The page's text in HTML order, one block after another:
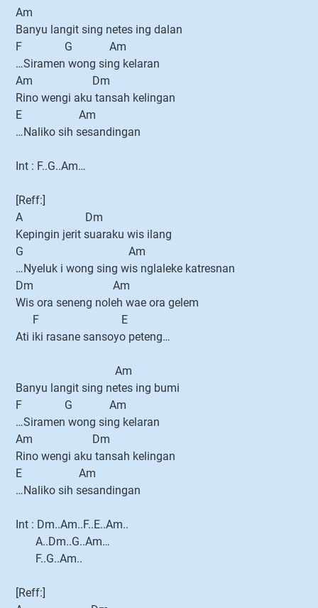
Am
Banyu langit sing netes ing dalan
F G Am
…Siramen wong sing kelaran
Am Dm
Rino wengi aku tansah kelingan
E Am
…Naliko sih sesandingan
Int : F..G..Am…
[Reff:]
A Dm
Kepingin jerit suaraku wis ilang
G Am
…Nyeluk i wong sing wis nglaleke katresnan
Dm Am
Wis ora seneng noleh wae ora gelem
F E
Ati iki rasane sansoyo peteng…
Am
Banyu langit sing netes ing bumi
F G Am
…Siramen wong sing kelaran
Am Dm
Rino wengi aku tansah kelingan
E Am
…Naliko sih sesandingan
Int : Dm..Am..F..E..Am..
A..Dm..G..Am…
F..G..Am..
[Reff:]